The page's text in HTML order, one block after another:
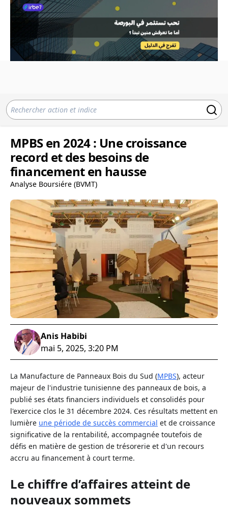
MPBS en 2024 : Une croissance
record et des besoins de
financement en hausse
Analyse Boursiére (BVMT)
Anis Habibi
mai 5, 2025, 3:20 PM
La Manufacture de Panneaux Bois du Sud (MPBS), acteur
majeur de l'industrie tunisienne des panneaux de bois, a
publié ses états financiers individuels et consolidés pour
l'exercice clos le 31 décembre 2024. Ces résultats mettent en
lumière une période de succès commercial et de croissance
significative de la rentabilité, accompagnée toutefois de
défis en matière de gestion de trésorerie et d'un recours
accru au financement à court terme.
Le chiffre d’affaires atteint de
nouveaux sommets